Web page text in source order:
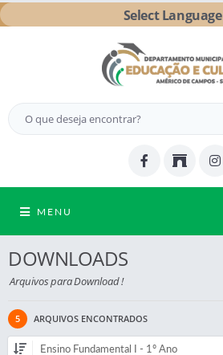
Select Language
MENU
DOWNLOADS
Arquivos para Download !
5 ARQUIVOS ENCONTRADOS